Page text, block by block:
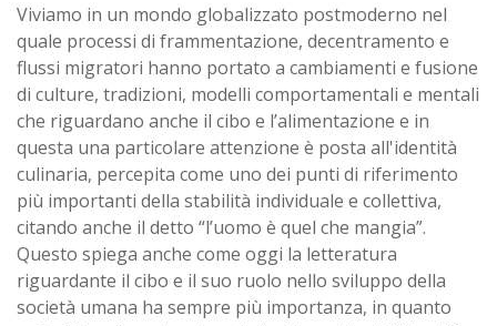
Viviamo in un mondo globalizzato postmoderno nel
quale processi di frammentazione, decentramento e
flussi migratori hanno portato a cambiamenti e fusione
di culture, tradizioni, modelli comportamentali e mentali
che riguardano anche il cibo e l’alimentazione e in
questa una particolare attenzione è posta all'identità
culinaria, percepita come uno dei punti di riferimento
più importanti della stabilità individuale e collettiva,
citando anche il detto “l’uomo è quel che mangia”.
Questo spiega anche come oggi la letteratura
riguardante il cibo e il suo ruolo nello sviluppo della
società umana ha sempre più importanza, in quanto